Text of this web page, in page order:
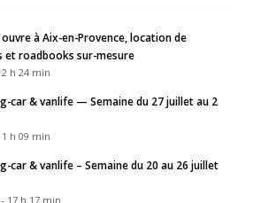
à Aix-en-Provence, location de
et roadbooks sur-mesure
h 24 min
car & vanlife — Semaine du 27 juillet au 2
h 09 min
car & vanlife – Semaine du 20 au 26 juillet
17 h 17 min